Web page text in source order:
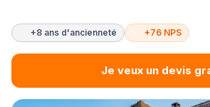
+8 ans d'ancienneté +76 NPS
Je veux un devis